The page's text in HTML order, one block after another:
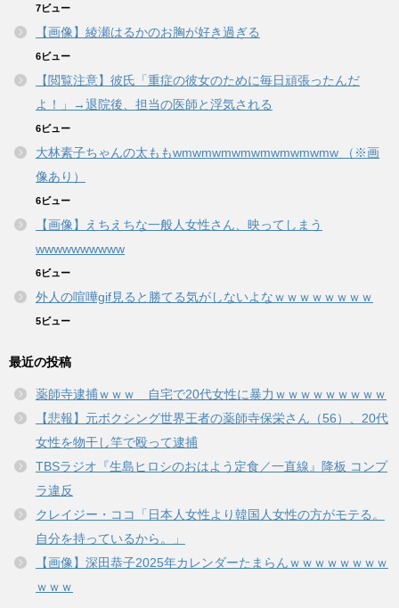
7ビュー
【画像】綾瀬はるかのお胸が好き過ぎる
6ビュー
【閲覧注意】彼氏「重症の彼女のために毎日頑張ったんだ
よ！」→退院後、担当の医師と浮気される
6ビュー
大林素子ちゃんの太ももwmwmwmwmwmwmwmwmw （※画
像あり）
6ビュー
【画像】えちえちな一般人女性さん、映ってしまう
wwwwwwwwww
6ビュー
外人の喧嘩gif見ると勝てる気がしないよなｗｗｗｗｗｗｗｗ
5ビュー
最近の投稿
薬師寺逮捕ｗｗｗ 自宅で20代女性に暴力ｗｗｗｗｗｗｗｗｗ
【悲報】元ボクシング世界王者の薬師寺保栄さん（56）、20代
女性を物干し竿で殴って逮捕
TBSラジオ『生島ヒロシのおはよう定食／一直線』降板 コンプ
ラ違反
クレイジー・ココ「日本人女性より韓国人女性の方がモテる。
自分を持っているから。」
【画像】深田恭子2025年カレンダーたまらんｗｗｗｗｗｗｗｗ
ｗｗｗ